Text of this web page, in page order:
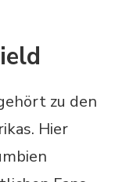
zu den
Hier